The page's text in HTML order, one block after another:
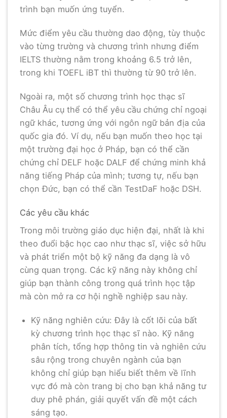
trình bạn muốn ứng tuyển.
Mức điểm yêu cầu thường dao động, tùy thuộc
vào từng trường và chương trình nhưng điểm
IELTS thường nằm trong khoảng 6.5 trở lên,
trong khi TOEFL iBT thì thường từ 90 trở lên.
Ngoài ra, một số chương trình học thạc sĩ
Châu Âu cụ thể có thể yêu cầu chứng chỉ ngoại
ngữ khác, tương ứng với ngôn ngữ bản địa của
quốc gia đó. Ví dụ, nếu bạn muốn theo học tại
một trường đại học ở Pháp, bạn có thể cần
chứng chỉ DELF hoặc DALF để chứng minh khả
năng tiếng Pháp của mình; tương tự, nếu bạn
chọn Đức, bạn có thể cần TestDaF hoặc DSH.
Các yêu cầu khác
Trong môi trường giáo dục hiện đại, nhất là khi
theo đuổi bậc học cao như thạc sĩ, việc sở hữu
và phát triển một bộ kỹ năng đa dạng là vô
cùng quan trọng. Các kỹ năng này không chỉ
giúp bạn thành công trong quá trình học tập
mà còn mở ra cơ hội nghề nghiệp sau này.
Kỹ năng nghiên cứu: Đây là cốt lõi của bất
kỳ chương trình học thạc sĩ nào. Kỹ năng
phân tích, tổng hợp thông tin và nghiên cứu
sâu rộng trong chuyên ngành của bạn
không chỉ giúp bạn hiểu biết thêm về lĩnh
vực đó mà còn trang bị cho bạn khả năng tư
duy phê phán, giải quyết vấn đề một cách
sáng tạo.